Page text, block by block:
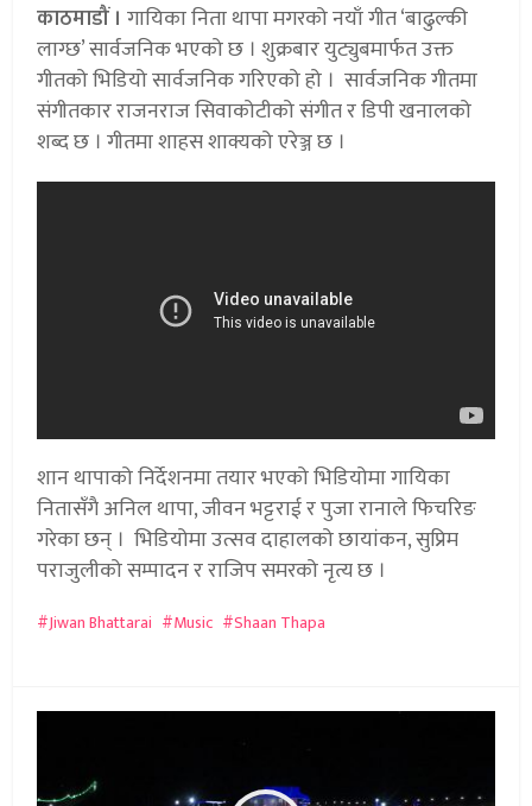
काठमाडौं । गायिका निता थापा मगरको नयाँ गीत ‘बाढुल्की
लाग्छ’ सार्वजनिक भएको छ । शुक्रबार युट्युबमार्फत उक्त
गीतको भिडियो सार्वजनिक गरिएको हो । सार्वजनिक गीतमा
संगीतकार राजनराज सिवाकोटीको संगीत र डिपी खनालको
शब्द छ । गीतमा शाहस शाक्यको एरेञ्ज छ ।
शान थापाको निर्देशनमा तयार भएको भिडियोमा गायिका
नितासँगै अनिल थापा, जीवन भट्टराई र पुजा रानाले फिचरिङ
गरेका छन् । भिडियोमा उत्सव दाहालको छायांकन, सुप्रिम
पराजुलीको सम्पादन र राजिप समरको नृत्य छ ।
Jiwan Bhattarai Music Shaan Thapa